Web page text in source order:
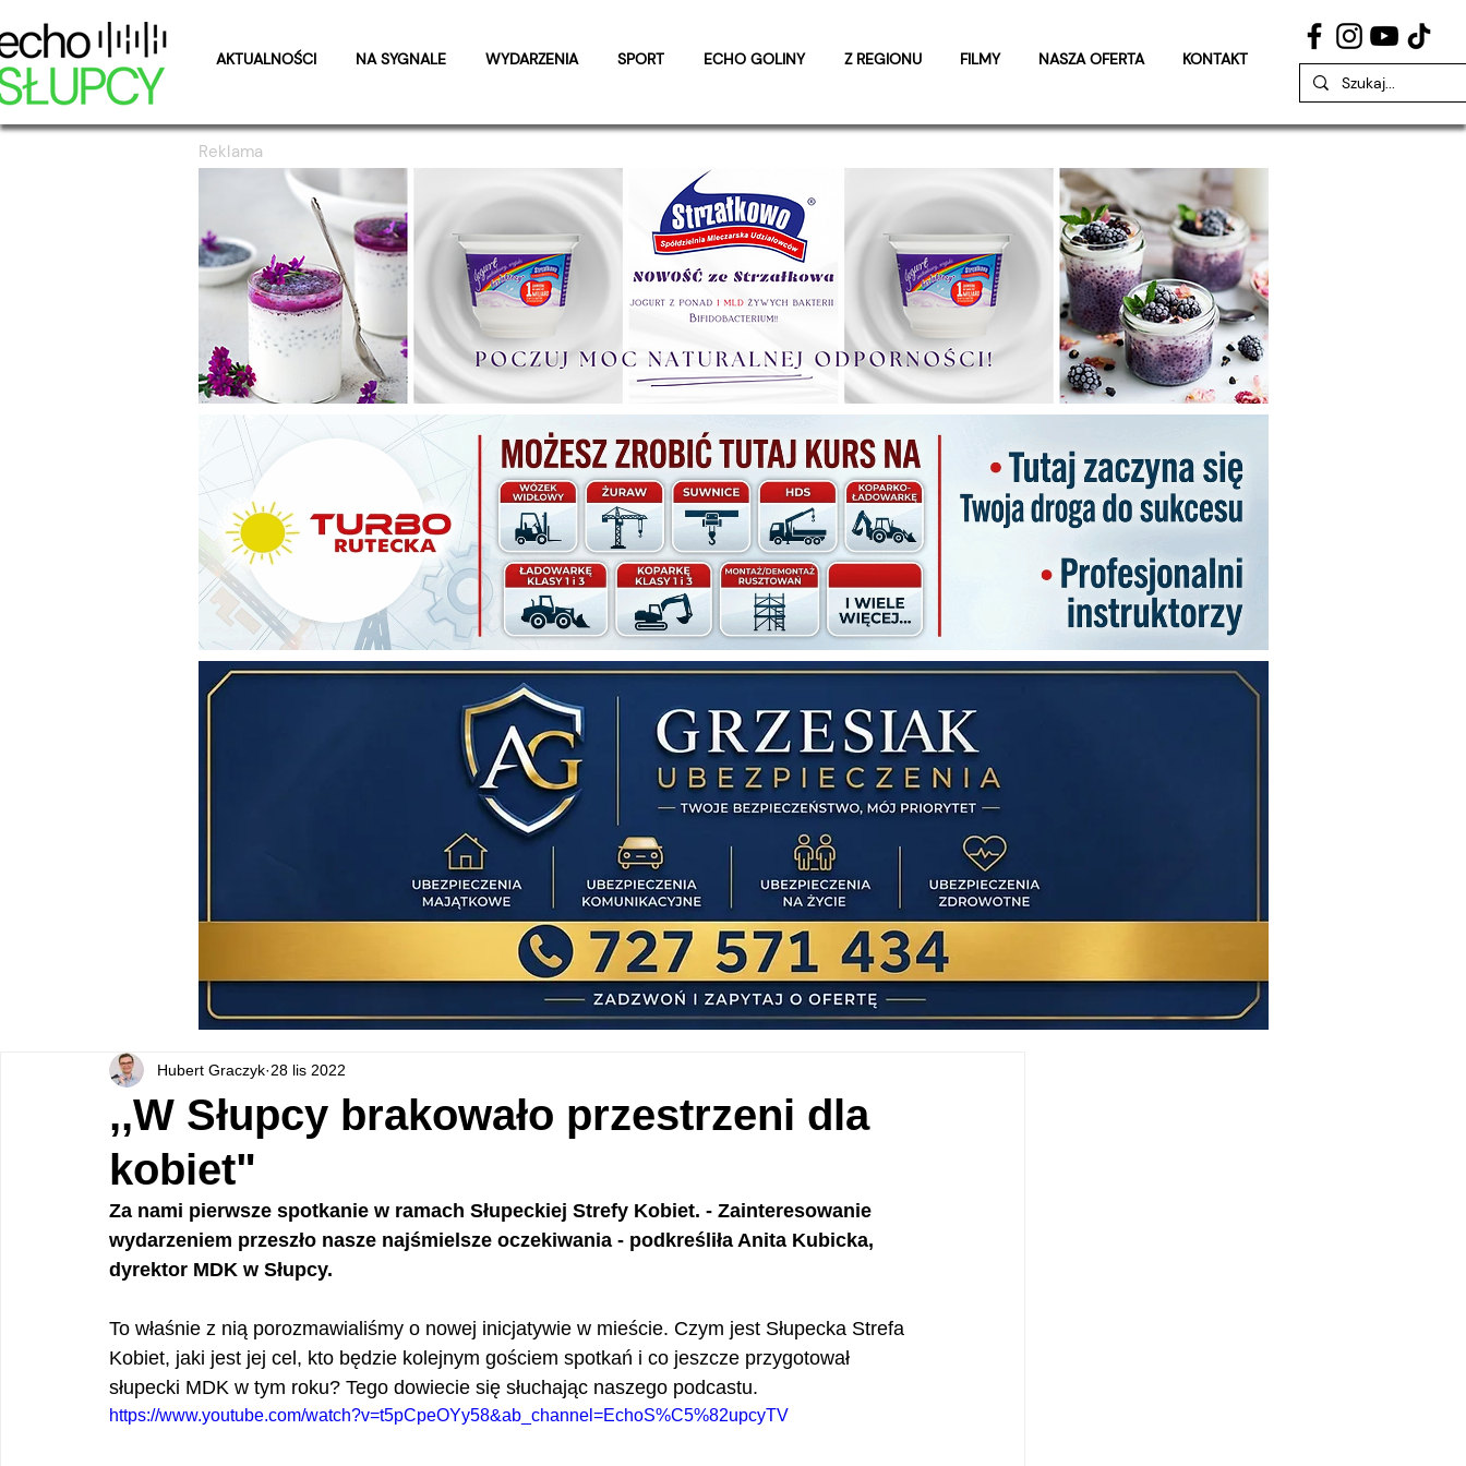
AKTUALNOŚCI NA SYGNALE WYDARZENIA SPORT ECHO GOLINY Z REGIONU FILMY NASZA OFERTA KONTAKT
Reklama
,,W Słupcy brakowało przestrzeni dla
kobiet"
Hubert Graczyk 28 lis 2022
Za nami pierwsze spotkanie w ramach Słupeckiej Strefy Kobiet. - Zainteresowanie
wydarzeniem przeszło nasze najśmielsze oczekiwania - podkreśliła Anita Kubicka,
dyrektor MDK w Słupcy.
To właśnie z nią porozmawialiśmy o nowej inicjatywie w mieście. Czym jest Słupecka Strefa
Kobiet, jaki jest jej cel, kto będzie kolejnym gościem spotkań i co jeszcze przygotował
słupecki MDK w tym roku? Tego dowiecie się słuchając naszego podcastu.
https://www.youtube.com/watch?v=t5pCpeOYy58&ab_channel=EchoS%C5%82upcyTV